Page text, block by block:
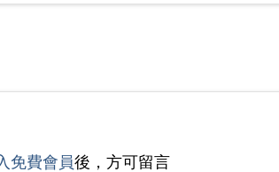
免費會員後，方可留言